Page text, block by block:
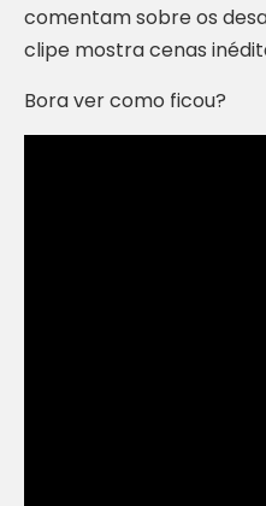
comentam sobre os
clipe mostra cenas
Bora ver como ficou?